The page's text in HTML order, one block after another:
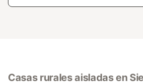
Casas rurales aisladas en